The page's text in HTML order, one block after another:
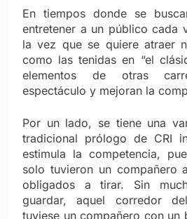
En tiempos donde se
entretener a un público cada
la vez que se quiere atraer
como las tenidas en “el
elementos de otras
espectáculo y mejoran la
Por un lado, se tiene una
tradicional prólogo de CRI
estimula la competencia,
solo tuvieron un compañero
obligados a tirar. Sin
guardar, aquel corredor
tuviese un compañero con un